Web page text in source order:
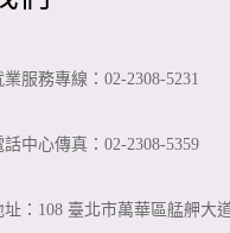
業服務專線：02-2308-5231
話中心傳真：02-2308-5359
址：108 臺北市萬華區艋舺大